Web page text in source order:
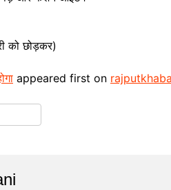
को छोड़कर)
appeared first on